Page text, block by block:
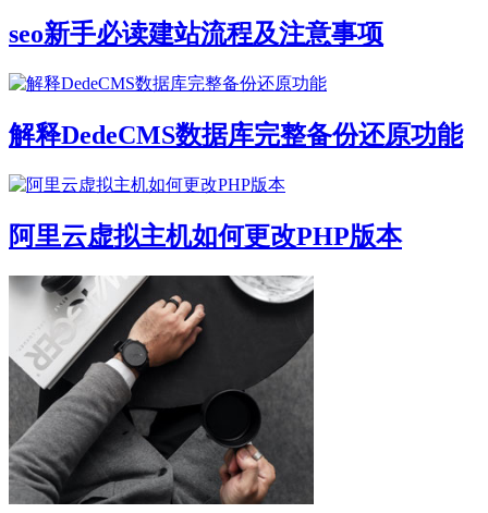
seo新手必读建站流程及注意事项
解释DedeCMS数据库完整备份还原功能
阿里云虚拟主机如何更改PHP版本